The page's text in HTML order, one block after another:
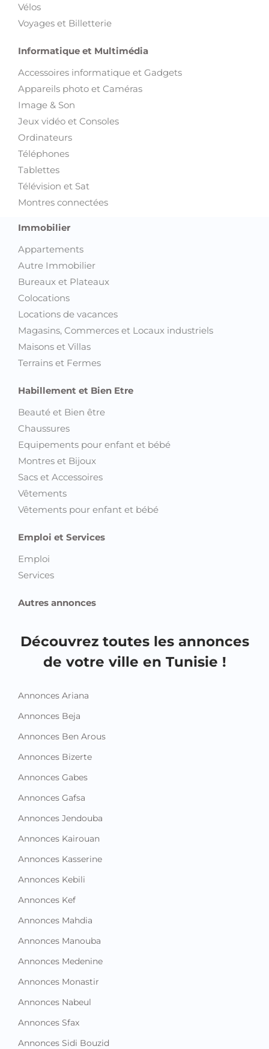
Vélos
Voyages et Billetterie
Informatique et Multimédia
Accessoires informatique et Gadgets
Appareils photo et Caméras
Image & Son
Jeux vidéo et Consoles
Ordinateurs
Téléphones
Tablettes
Télévision et Sat
Montres connectées
Immobilier
Appartements
Autre Immobilier
Bureaux et Plateaux
Colocations
Locations de vacances
Magasins, Commerces et Locaux industriels
Maisons et Villas
Terrains et Fermes
Habillement et Bien Etre
Beauté et Bien être
Chaussures
Equipements pour enfant et bébé
Montres et Bijoux
Sacs et Accessoires
Vêtements
Vêtements pour enfant et bébé
Emploi et Services
Emploi
Services
Autres annonces
Découvrez toutes les annonces
de votre ville en Tunisie !
Annonces Ariana
Annonces Beja
Annonces Ben Arous
Annonces Bizerte
Annonces Gabes
Annonces Gafsa
Annonces Jendouba
Annonces Kairouan
Annonces Kasserine
Annonces Kebili
Annonces Kef
Annonces Mahdia
Annonces Manouba
Annonces Medenine
Annonces Monastir
Annonces Nabeul
Annonces Sfax
Annonces Sidi Bouzid